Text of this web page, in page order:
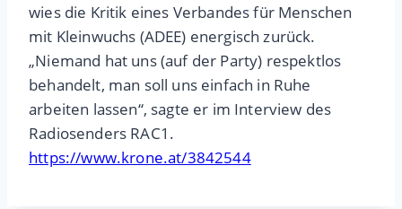
wies die Kritik eines Verbandes für Menschen
mit Kleinwuchs (ADEE) energisch zurück.
„Niemand hat uns (auf der Party) respektlos
behandelt, man soll uns einfach in Ruhe
arbeiten lassen“, sagte er im Interview des
Radiosenders RAC1.
https://www.krone.at/3842544